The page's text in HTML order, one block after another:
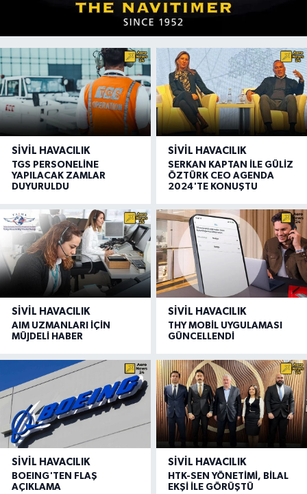
SIVIL HAVACILIK
TGS PERSONELİNE
YAPILACAK ZAMLAR
DUYURULDU
SIVIL HAVACILIK
SERKAN KAPTAN İLE GÜLİZ
ÖZTÜRK CEO AGENDA
2024'TE KONUŞTU
SIVIL HAVACILIK
AIM UZMANLARI İÇİN
MÜJDELİ HABER
SIVIL HAVACILIK
THY MOBİL UYGULAMASI
GÜNCELLENDİ
SIVIL HAVACILIK
BOEING'TEN FLAŞ
AÇIKLAMA
SIVIL HAVACILIK
HTK-SEN YÖNETİMİ, BİLAL
EKŞİ İLE GÖRÜŞTÜ